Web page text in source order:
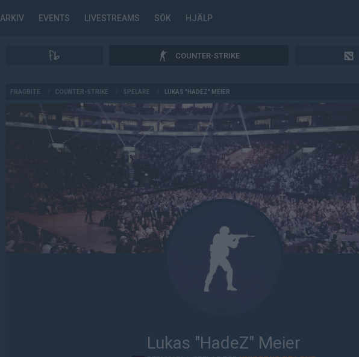
ARKIV EVENTS LIVESTREAMS SÖK HJÄLP
COUNTER-STRIKE
FRAGBITE COUNTER-STRIKE SPELARE LUKAS "HADEZ" MEIER
Lukas "HadeZ" Meier